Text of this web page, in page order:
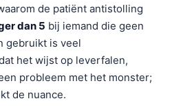
de patiënt antistolling
dan 5 bij iemand die geen
gebruikt is veel
het wijst op leverfalen,
probleem met het monster;
de nuance.